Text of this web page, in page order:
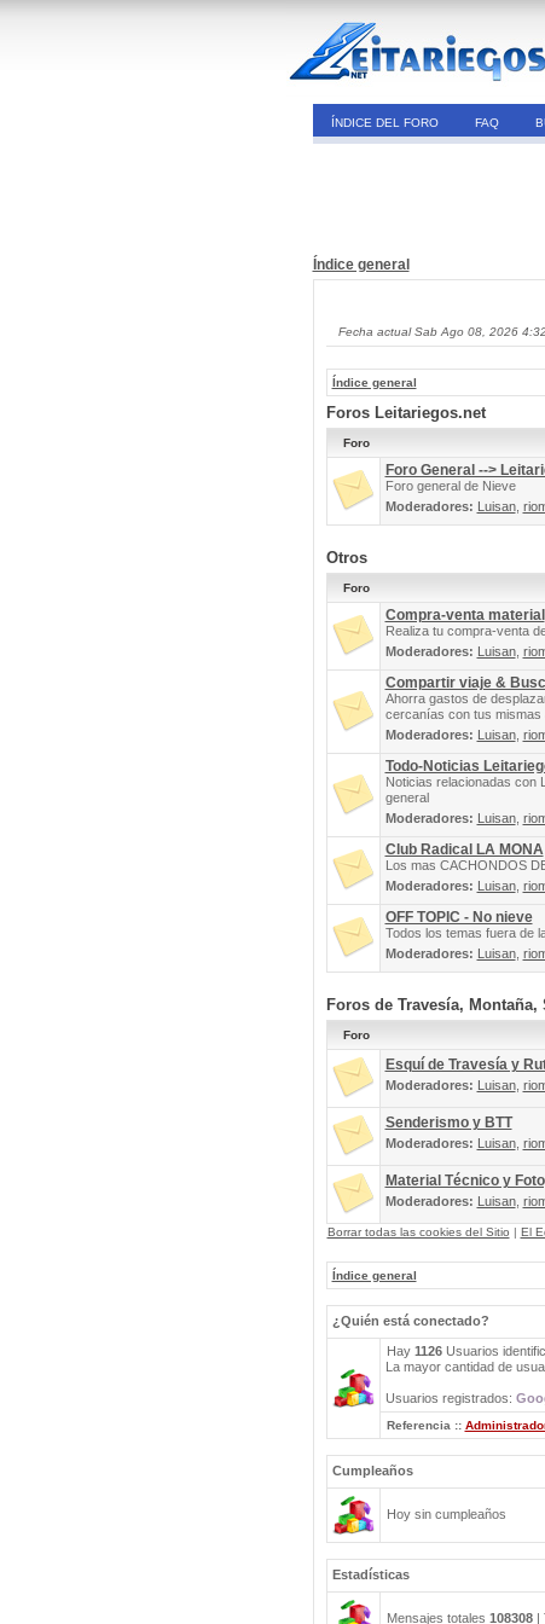
ÍNDICE DEL FORO FAQ
Índice general
Fecha actual Sab Ago 08, 2026
Índice general
Foros Leitariegos.net
Foro
Foro General -->
Foro general de Nieve
Moderadores: Luisan,
Otros
Foro
Compra-venta material
Realiza tu compra-venta
Moderadores: Luisan,
Compartir viaje &
Ahorra gastos de
cercanías con tus mismas
Moderadores: Luisan,
Todo-Noticias
Noticias relacionadas con
general
Moderadores: Luisan,
Club Radical LA MONA
Los mas CACHONDOS
Moderadores: Luisan,
OFF TOPIC - No nieve
Todos los temas fuera de
Moderadores: Luisan,
Foros de Travesía,
Foro
Esquí de Travesía y
Moderadores: Luisan,
Senderismo y BTT
Moderadores: Luisan,
Material Técnico y
Moderadores: Luisan,
Borrar todas las cookies del Sitio | El
Índice general
¿Quién está conectado?
Hay 1126Usuarios
La mayor cantidad de
Usuarios registrados:
Referencia ::
Cumpleaños
Hoy sin cumpleaños
Estadísticas
Mensajes totales 108308|